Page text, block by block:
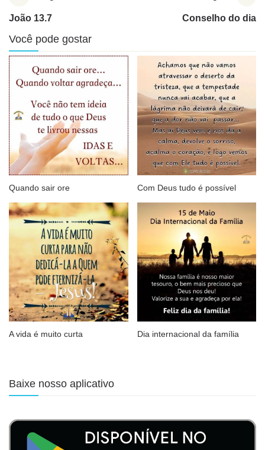
João 13.7 Conselho do dia
Você pode gostar
Quando sair ore Com Deus tudo é possível
A vida é muito curta Dia internacional da família
Baixe nosso aplicativo